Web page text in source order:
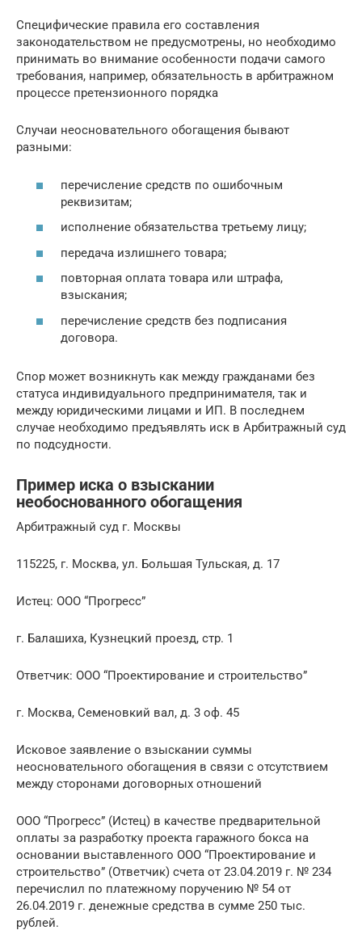
Специфические правила его составления
законодательством не предусмотрены, но необходимо
принимать во внимание особенности подачи самого
требования, например, обязательность в арбитражном
процессе претензионного порядка
Случаи неосновательного обогащения бывают
разными:
перечисление средств по ошибочным
реквизитам;
исполнение обязательства третьему лицу;
передача излишнего товара;
повторная оплата товара или штрафа,
взыскания;
перечисление средств без подписания
договора.
Спор может возникнуть как между гражданами без
статуса индивидуального предпринимателя, так и
между юридическими лицами и ИП. В последнем
случае необходимо предъявлять иск в Арбитражный суд
по подсудности.
Пример иска о взыскании
необоснованного обогащения
Арбитражный суд г. Москвы
115225, г. Москва, ул. Большая Тульская, д. 17
Истец: ООО “Прогресс”
г. Балашиха, Кузнецкий проезд, стр. 1
Ответчик: ООО “Проектирование и строительство”
г. Москва, Семеновкий вал, д. 3 оф. 45
Исковое заявление о взыскании суммы
неосновательного обогащения в связи с отсутствием
между сторонами договорных отношений
ООО “Прогресс” (Истец) в качестве предварительной
оплаты за разработку проекта гаражного бокса на
основании выставленного ООО “Проектирование и
строительство” (Ответчик) счета от 23.04.2019 г. № 234
перечислил по платежному поручению № 54 от
26.04.2019 г. денежные средства в сумме 250 тыс.
рублей.